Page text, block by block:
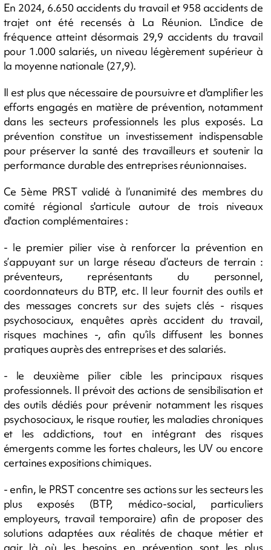
En 2024, 6.650 accidents du travail et 958 accidents de
trajet ont été recensés à La Réunion. L'indice de
fréquence atteint désormais 29,9 accidents du travail
pour 1.000 salariés, un niveau légèrement supérieur à
la moyenne nationale (27,9).
Il est plus que nécessaire de poursuivre et d'amplifier les
efforts engagés en matière de prévention, notamment
dans les secteurs professionnels les plus exposés. La
prévention constitue un investissement indispensable
pour préserver la santé des travailleurs et soutenir la
performance durable des entreprises réunionnaises.
Ce 5ème PRST validé à l’unanimité des membres du
comité régional s'articule autour de trois niveaux
d'action complémentaires :
- le premier pilier vise à renforcer la prévention en
s’appuyant sur un large réseau d’acteurs de terrain :
préventeurs, représentants du personnel,
coordonnateurs du BTP, etc. Il leur fournit des outils et
des messages concrets sur des sujets clés - risques
psychosociaux, enquêtes après accident du travail,
risques machines -, afin qu’ils diffusent les bonnes
pratiques auprès des entreprises et des salariés.
- le deuxième pilier cible les principaux risques
professionnels. Il prévoit des actions de sensibilisation et
des outils dédiés pour prévenir notamment les risques
psychosociaux, le risque routier, les maladies chroniques
et les addictions, tout en intégrant des risques
émergents comme les fortes chaleurs, les UV ou encore
certaines expositions chimiques.
- enfin, le PRST concentre ses actions sur les secteurs les
plus exposés (BTP, médico-social, particuliers
employeurs, travail temporaire) afin de proposer des
solutions adaptées aux réalités de chaque métier et